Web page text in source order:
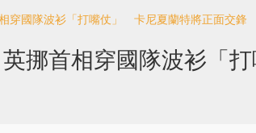
穿國隊波衫「打嘴仗」 卡尼夏蘭特將正面交鋒
挪首相穿國隊波衫「